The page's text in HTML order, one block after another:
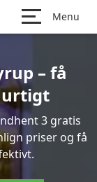
Menu
– få
3 gratis
priser og få